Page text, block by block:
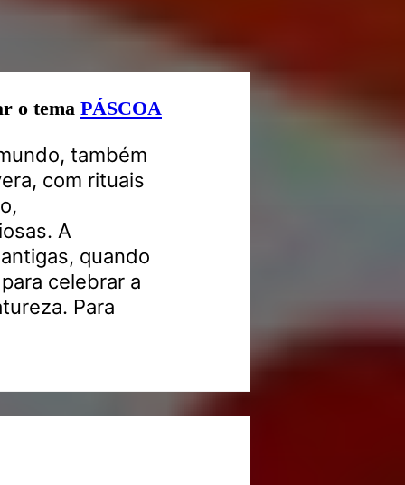
o tema PÁSCOA
também
com rituais
A
quando
celebrar a
Para